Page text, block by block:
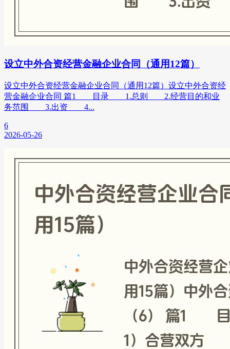
设立中外合资经营金融企业合同（通用12篇）
设立中外合资经营金融企业合同（通用12篇）设立中外合资经
营金融企业合同 篇1 目录 1.总则 2.经营目的和业
务范围 3.出资 4...
6
2026-05-26